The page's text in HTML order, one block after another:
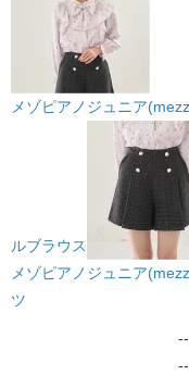
メゾピアノジュニア
ルブラウス
メゾピアノジュニア
ツ